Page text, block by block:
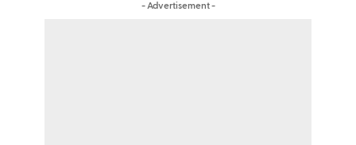
- Advertisement -